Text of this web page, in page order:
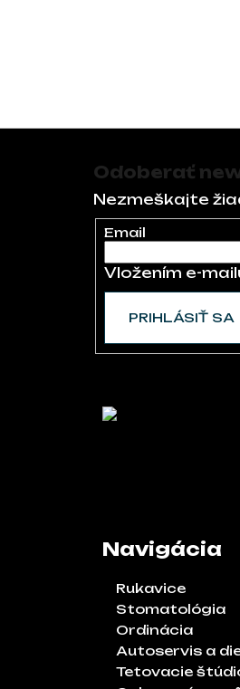
Odoberať
Nezmeškajte
Email
Vložením e-
PRIHLÁSIŤ SA
Navigácia
Rukavice
Stomatológia
Ordinácia
Autoservis a
Tetovacie